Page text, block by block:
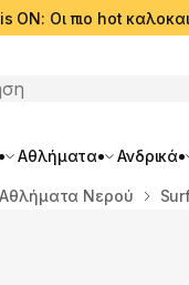
ON: Οι πιο hot
Αθλήματα Ανδρικά
Αθλήματα Νερού